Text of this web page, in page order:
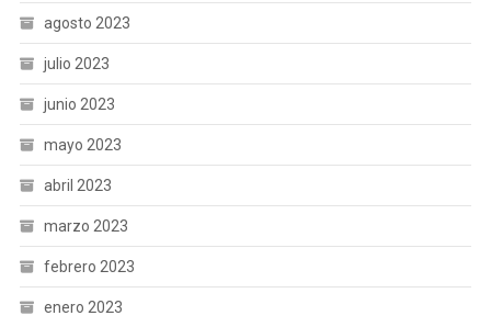
agosto 2023
julio 2023
junio 2023
mayo 2023
abril 2023
marzo 2023
febrero 2023
enero 2023